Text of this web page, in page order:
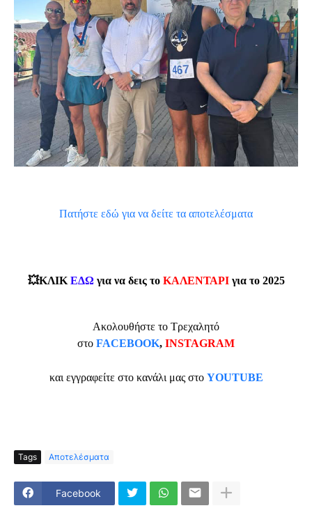
Πατήστε εδώ για να δείτε τα αποτελέσματα
💥ΚΛΙΚ ΕΔΩ για να δεις το ΚΑΛΕΝΤΑΡΙ για το 2025
Ακολουθήστε το Τρεχαλητό
στο FACEBOOK, INSTAGRAM
και εγγραφείτε στο κανάλι μας στο YOUTUBE
Tags Αποτελέσματα
Facebook